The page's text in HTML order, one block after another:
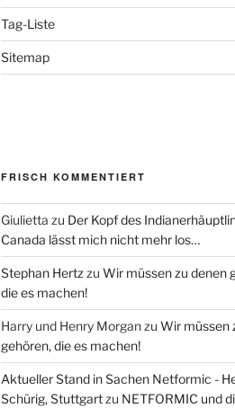
Tag-Liste
Sitemap
FRISCH KOMMENTIERT
Giulietta zu Der Kopf des
Canada lässt mich nicht mehr los…
Stephan Hertz zu Wir müssen zu denen
die es machen!
Harry und Henry Morganzu Wir müssen
gehören, die es machen!
Aktueller Stand in Sachen Netformic -
Schürig, Stuttgartzu NETFORMIC und